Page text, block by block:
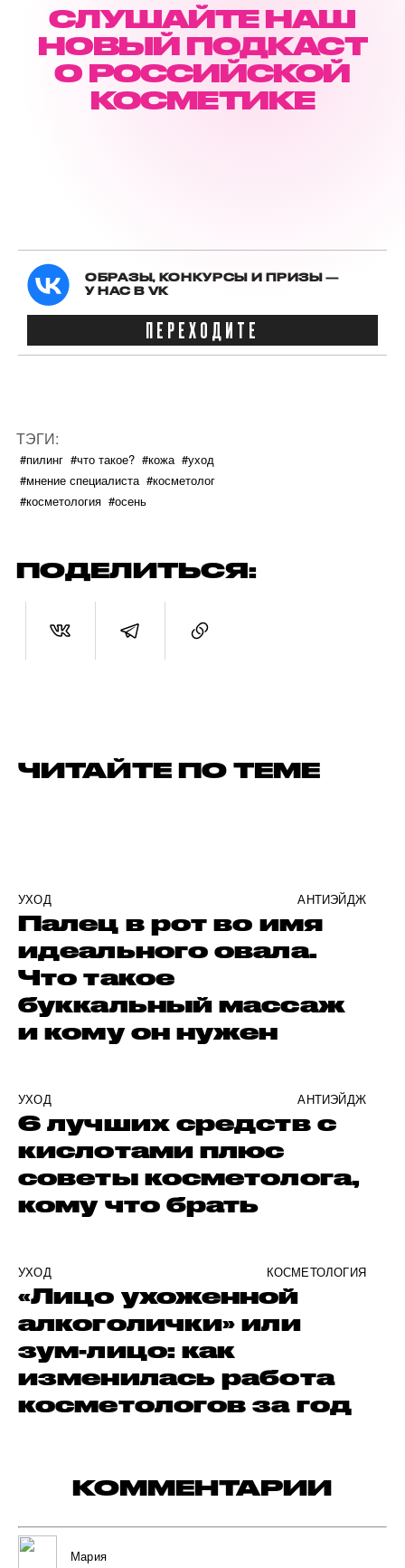
СЛУШАЙТЕ НАШ
НОВЫЙ ПОДКАСТ
О РОССИЙСКОЙ
КОСМЕТИКЕ
ОБРАЗЫ, КОНКУРСЫ И ПРИЗЫ —
У НАС В VK
ПЕРЕХОДИТЕ
ТЭГИ:
#пилинг #что такое? #кожа #уход
#мнение специалиста #косметолог
#косметология #осень
ПОДЕЛИТЬСЯ:
ЧИТАЙТЕ ПО ТЕМЕ
УХОД АНТИЭЙДЖ
Палец в рот во имя
идеального овала.
Что такое
буккальный массаж
и кому он нужен
УХОД АНТИЭЙДЖ
6 лучших средств с
кислотами плюс
советы косметолога,
кому что брать
УХОД КОСМЕТОЛОГИЯ
«Лицо ухоженной
алкоголички» или
зум-лицо: как
изменилась работа
косметологов за год
КОММЕНТАРИИ
Мария